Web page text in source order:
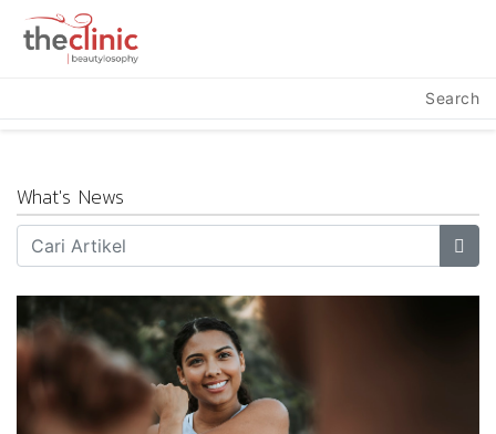
Search
What's News